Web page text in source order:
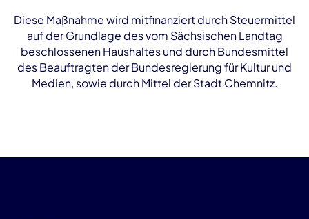
Diese Maßnahme wird mitfinanziert durch Steuermittel
auf der Grundlage des vom Sächsischen Landtag
beschlossenen Haushaltes und durch Bundesmittel
des Beauftragten der Bundesregierung für Kultur und
Medien, sowie durch Mittel der Stadt Chemnitz.